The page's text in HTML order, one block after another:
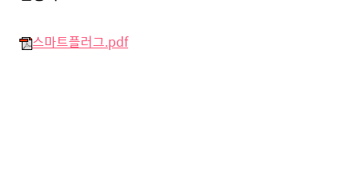
스마트플러그.pdf